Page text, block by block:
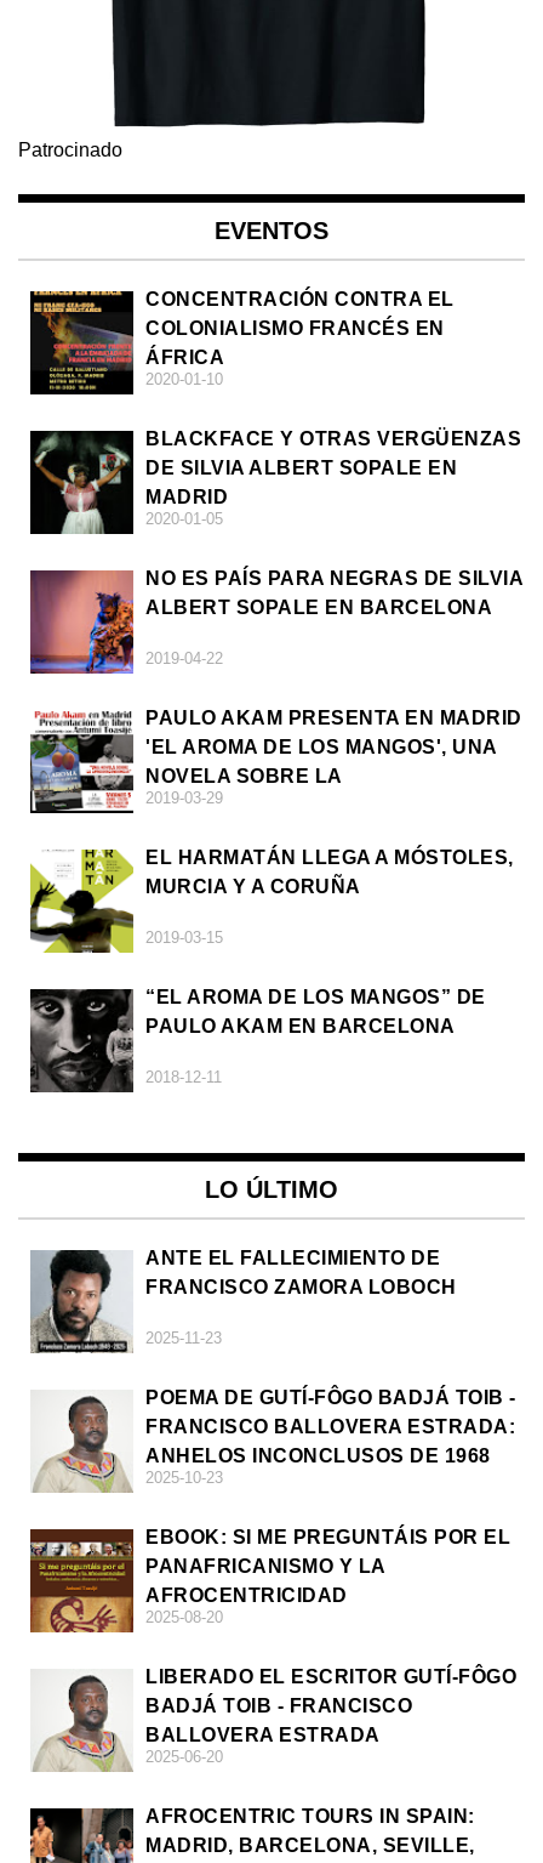
Patrocinado
EVENTOS
CONCENTRACIÓN CONTRA EL
COLONIALISMO FRANCÉS EN
ÁFRICA
2020-01-10
BLACKFACE Y OTRAS VERGÜENZAS
DE SILVIA ALBERT SOPALE EN
MADRID
2020-01-05
NO ES PAÍS PARA NEGRAS DE SILVIA
ALBERT SOPALE EN BARCELONA
2019-04-22
PAULO AKAM PRESENTA EN MADRID
'EL AROMA DE LOS MANGOS', UNA
NOVELA SOBRE LA
AFRODESCENDENCIA
2019-03-29
EL HARMATÁN LLEGA A MÓSTOLES,
MURCIA Y A CORUÑA
2019-03-15
“EL AROMA DE LOS MANGOS” DE
PAULO AKAM EN BARCELONA
2018-12-11
LO ÚLTIMO
ANTE EL FALLECIMIENTO DE
FRANCISCO ZAMORA LOBOCH
2025-11-23
POEMA DE GUTÍ-FÔGO BADJÁ TOIB -
FRANCISCO BALLOVERA ESTRADA:
ANHELOS INCONCLUSOS DE 1968
2025-10-23
EBOOK: SI ME PREGUNTÁIS POR EL
PANAFRICANISMO Y LA
AFROCENTRICIDAD
2025-08-20
LIBERADO EL ESCRITOR GUTÍ-FÔGO
BADJÁ TOIB - FRANCISCO
BALLOVERA ESTRADA
2025-06-20
AFROCENTRIC TOURS IN SPAIN:
MADRID, BARCELONA, SEVILLE,